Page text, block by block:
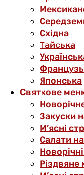
Східна
Тайська
Японська
Святкове
Закуски
М’ясні
Салати